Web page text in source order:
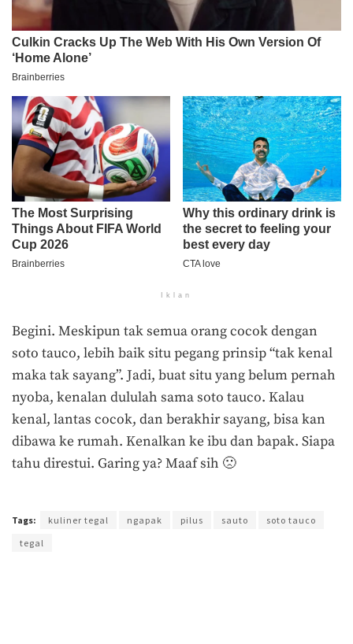
Iklan
Begini. Meskipun tak semua orang cocok dengan
soto tauco, lebih baik situ pegang prinsip “tak kenal
maka tak sayang”. Jadi, buat situ yang belum pernah
nyoba, kenalan dululah sama soto tauco. Kalau
kenal, lantas cocok, dan berakhir sayang, bisa kan
dibawa ke rumah. Kenalkan ke ibu dan bapak. Siapa
tahu direstui. Garing ya? Maaf sih 🙁
Tags: kuliner tegal ngapak pilus sauto
soto tauco
tegal